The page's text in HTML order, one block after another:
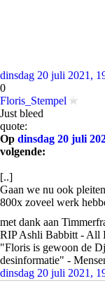
dinsdag 20 juli 2021,
0
Floris_Stempel
Just bleed
quote:
Op dinsdag 20 juli
volgende:
[..]
Gaan we nu ook
800x zoveel werk
met dank aan
RIP Ashli Babbitt - All
"Floris is gewoon de
desinformatie" -
dinsdag 20 juli 2021,